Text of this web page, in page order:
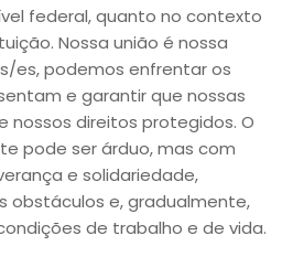
federal, quanto no contexto
Nossa união é nossa
es, podemos enfrentar os
e garantir que nossas
nossos direitos protegidos. O
pode ser árduo, mas com
e solidariedade,
obstáculos e, gradualmente,
de trabalho e de vida.